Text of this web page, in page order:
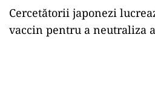
Cercetătorii japonezi
vaccin pentru a neutraliza